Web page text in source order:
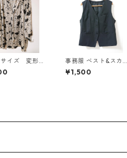
サイズ 変形ド
柄 ボウタイ
ス オフホワイ
事務服 ベスト&スカー
トセット 3L ブラック
◆KIY-1299◆
¥1,500